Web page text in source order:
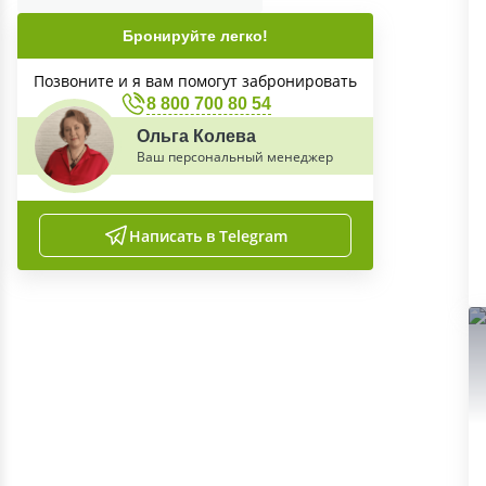
Бронируйте легко!
Позвоните и я вам помогут забронировать
8 800 700 80 54
Ольга Колева
Ваш персональный менеджер
Написать в Telegram